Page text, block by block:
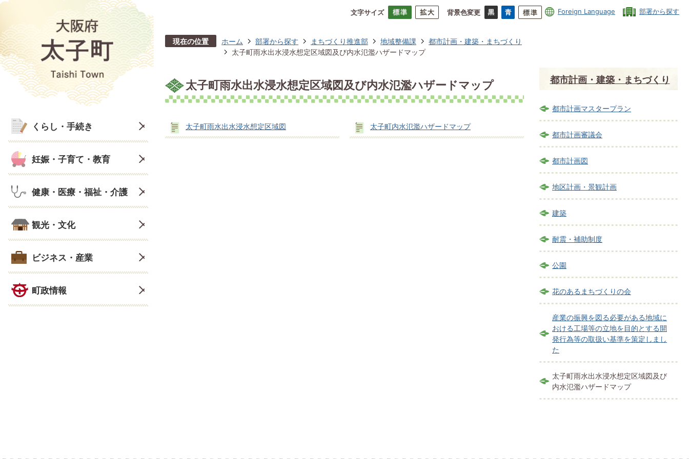
文字サイズ 背景色変更 Foreign Language 部署から探す
くらし・手続き
妊娠・子育て・教育
健康・医療・福祉・介護
観光・文化
ビジネス・産業
町政情報
現在の位置 ホーム 部署から探す まちづくり推進部 地域整備課
都市計画・建築・まちづくり
太子町雨水出水浸水想定区域図及び内水氾濫ハザードマップ
太子町雨水出水浸水想定区域図及び内水氾濫ハザードマップ
太子町雨水出水浸水想定区域図 太子町内水氾濫ハザードマップ
都市計画・建築・まちづくり
都市計画マスタープラン
都市計画審議会
都市計画図
地区計画・景観計画
建築
耐震・補助制度
公園
花のあるまちづくりの会
産業の振興を図る必要がある地域に
おける工場等の立地を目的とする開
発行為等の取扱い基準を策定しまし
た
太子町雨水出水浸水想定区域図及び
内水氾濫ハザードマップ